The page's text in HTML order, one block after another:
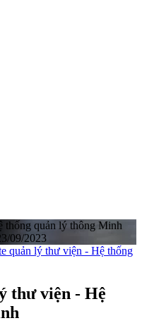
thống quản lý thông Minh
09/2023
quản lý thư viện - Hệ thống
thư viện - Hệ